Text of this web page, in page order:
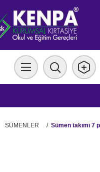
SÜMENLER / Sümen takımı 7